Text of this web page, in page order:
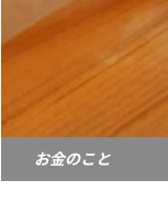
お金のこと